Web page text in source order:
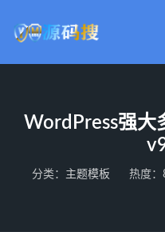
WordPress强大
分类： 主题模板 热度：